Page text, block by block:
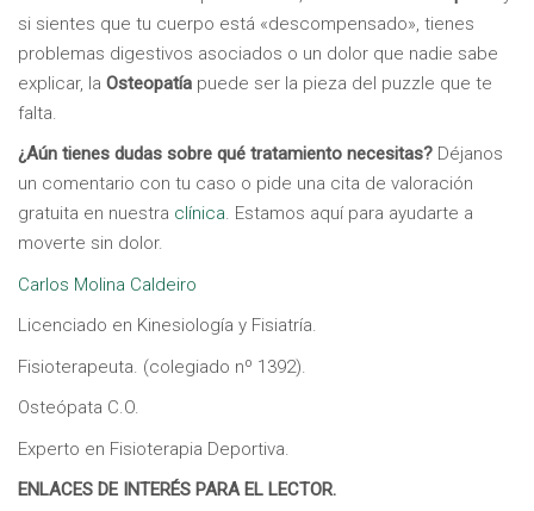
si sientes que tu cuerpo está «descompensado», tienes
problemas digestivos asociados o un dolor que nadie sabe
explicar, la Osteopatía puede ser la pieza del puzzle que te
falta.
¿Aún tienes dudas sobre qué tratamiento necesitas? Déjanos
un comentario con tu caso o pide una cita de valoración
gratuita en nuestra clínica. Estamos aquí para ayudarte a
moverte sin dolor.
Carlos Molina Caldeiro
Licenciado en Kinesiología y Fisiatría.
Fisioterapeuta. (colegiado nº 1392).
Osteópata C.O.
Experto en Fisioterapia Deportiva.
ENLACES DE INTERÉS PARA EL LECTOR.